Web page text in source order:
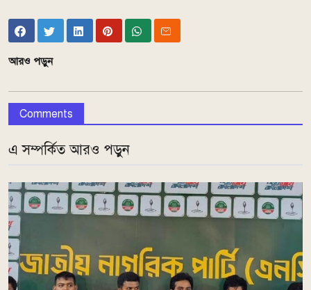
আরও পড়ুন
Comments
এ সম্পর্কিত আরও পড়ুন